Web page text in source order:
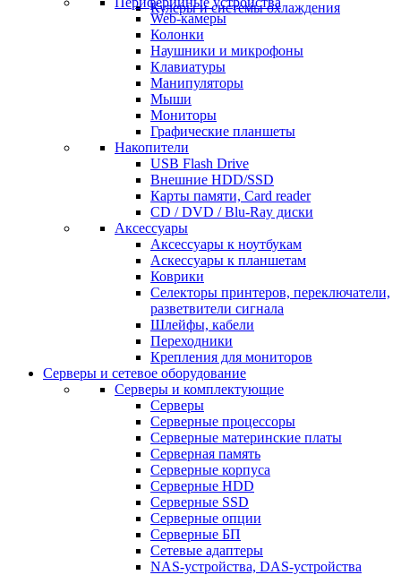
Кулеры и системы охлаждения
Web-камеры
Колонки
Наушники и микрофоны
Клавиатуры
Манипуляторы
Мыши
Мониторы
Графические планшеты
Накопители
USB Flash Drive
Внешние HDD/SSD
Карты памяти, Card reader
CD / DVD / Blu-Ray диски
Аксессуары
Аксессуары к ноутбукам
Аскессуары к планшетам
Коврики
Селекторы принтеров, переключатели,
разветвители сигнала
Шлейфы, кабели
Переходники
Крепления для мониторов
Серверы и сетевое оборудование
Серверы и комплектующие
Серверы
Серверные процессоры
Серверные материнские платы
Серверная память
Серверные корпуса
Серверные HDD
Серверные SSD
Серверные опции
Серверные БП
Сетевые адаптеры
NAS-устройства, DAS-устройства